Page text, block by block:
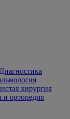
Диагностика
хирургия
и ортопедия